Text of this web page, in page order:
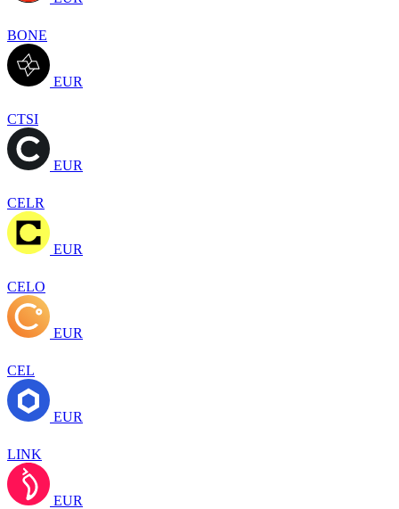
BONE
EUR
CTSI
EUR
CELR
EUR
CELO
EUR
CEL
EUR
LINK
EUR